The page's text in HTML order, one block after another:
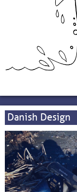
Danish Design